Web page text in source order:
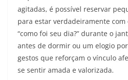
agitadas, é possível reservar
para estar verdadeiramente com
“como foi seu dia?” durante o
antes de dormir ou um elogio
gestos que reforçam o vínculo
se sentir amada e valorizada.